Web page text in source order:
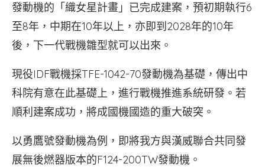
發動機的「織女星計畫」已完成建案，預初期執行6
至8年，中期在10年以上，亦即到2028年的10年
後，下一代戰機雛型就可以出來。
現役IDF戰機採TFE-1042-70發動機為基礎，傳出中
科院有意在此基礎上，進行戰機推進系統研發。若
順利建案成功，將成國機國造的重大破突。
以勇鷹號發動機為例，即將我方與漢威聯合共同發
展無後燃器版本的F124-200TW發動機。